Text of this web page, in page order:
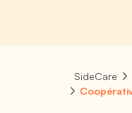
SideCare